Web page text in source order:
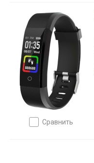
сравнить